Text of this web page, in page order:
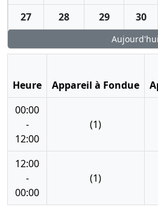
27
28 29 30
Aujourd'hui
Heure Appareil à Fondue
00:00
-
12:00
(1)
12:00
-
00:00
(1)